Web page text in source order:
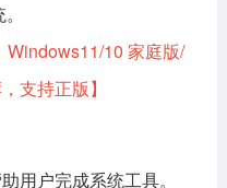
Windows11/10 家庭版/
支持正版】
用户完成系统工具。